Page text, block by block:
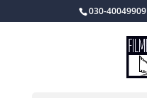
030-40049909